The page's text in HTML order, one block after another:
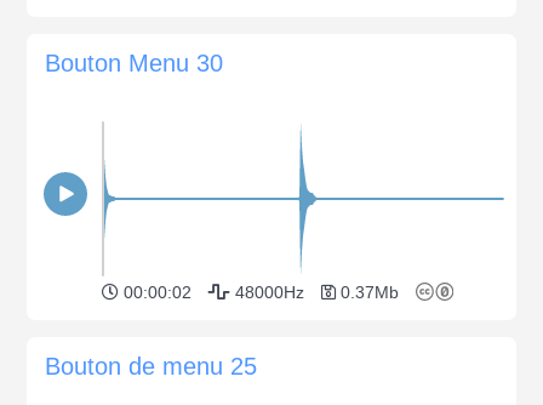
Bouton Menu 30
00:00:02 48000Hz 0.37Mb
Bouton de menu 25